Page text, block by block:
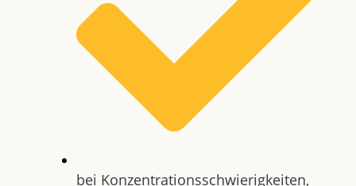
bei Konzentrationsschwierigkeiten,